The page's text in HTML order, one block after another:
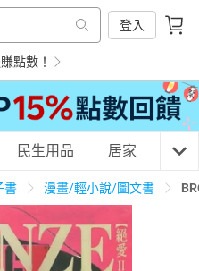
登入
點數！
養生保健 民生用品
民生用品 居家 3C
書 漫畫/輕小說/圖文書